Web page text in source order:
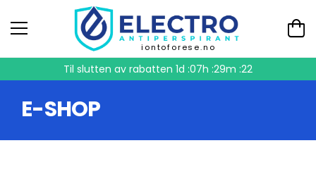
iontoforese.no
Til slutten av rabatten1d :07h :29m :21
E-SHOP